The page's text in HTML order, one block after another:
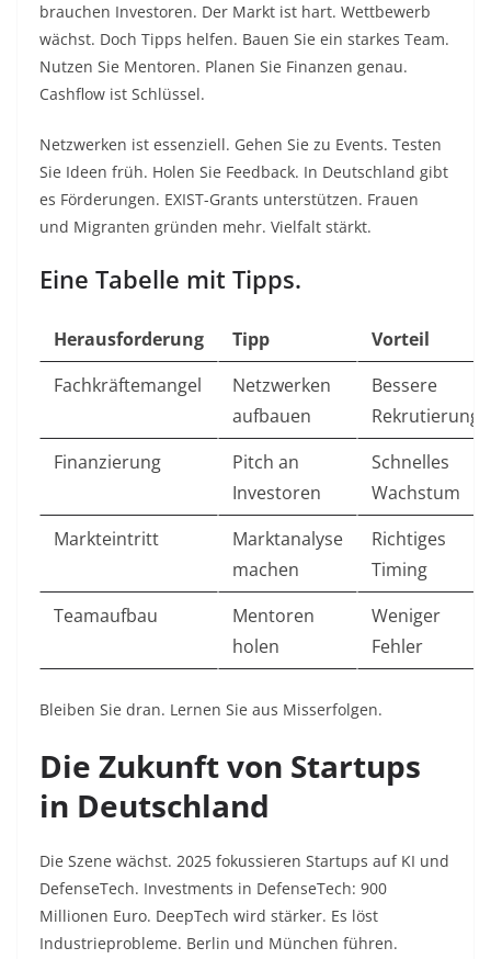
brauchen Investoren. Der Markt ist hart. Wettbewerb
wächst. Doch Tipps helfen. Bauen Sie ein starkes Team.
Nutzen Sie Mentoren. Planen Sie Finanzen genau.
Cashflow ist Schlüssel.​
Netzwerken ist essenziell. Gehen Sie zu Events. Testen
Sie Ideen früh. Holen Sie Feedback. In Deutschland gibt
es Förderungen. EXIST-Grants unterstützen. Frauen
und Migranten gründen mehr. Vielfalt stärkt.​
Eine Tabelle mit Tipps.
Herausforderung Tipp
Vorteil
Fachkräftemangel
Netzwerken
aufbauen
Bessere
Rekrutierung
Finanzierung
Pitch an
Investoren
Schnelles
Wachstum
Markteintritt
Marktanalyse
machen
Richtiges
Timing
Teamaufbau
Mentoren
holen
Weniger
Fehler
Bleiben Sie dran. Lernen Sie aus Misserfolgen.​
Die Zukunft von Startups
in Deutschland
Die Szene wächst. 2025 fokussieren Startups auf KI und
DefenseTech. Investments in DefenseTech: 900
Millionen Euro. DeepTech wird stärker. Es löst
Industrieprobleme. Berlin und München führen.